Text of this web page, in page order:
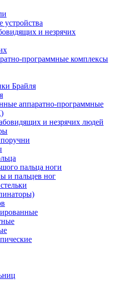
устройства
и незрячих
программные комплексы
Брайля
аппаратно-программные
и незрячих людей
пальца ноги
и пальцев ног